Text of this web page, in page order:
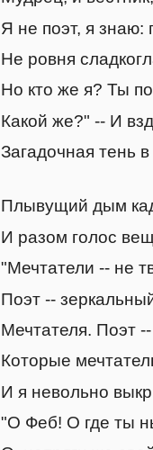
Я не поэт, я знаю:
Не ровня
Но кто же я? Ты
Какой же?" -- И
Загадочная тень
Плывущий дым
И разом голос
"Мечтатели -- не
Поэт --
Мечтателя. Поэт
Которые
И я невольно
"О Феб! О где ты